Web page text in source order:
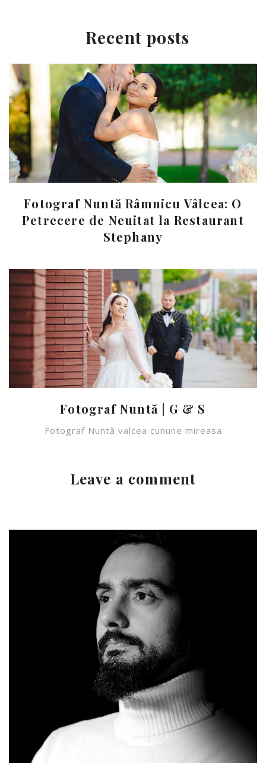
Recent posts
Fotograf Nuntă Râmnicu Vâlcea: O
Petrecere de Neuitat la Restaurant
Stephany
Fotograf Nuntă | G & S
Fotograf Nuntă valcea cunune mireasa
Leave a comment